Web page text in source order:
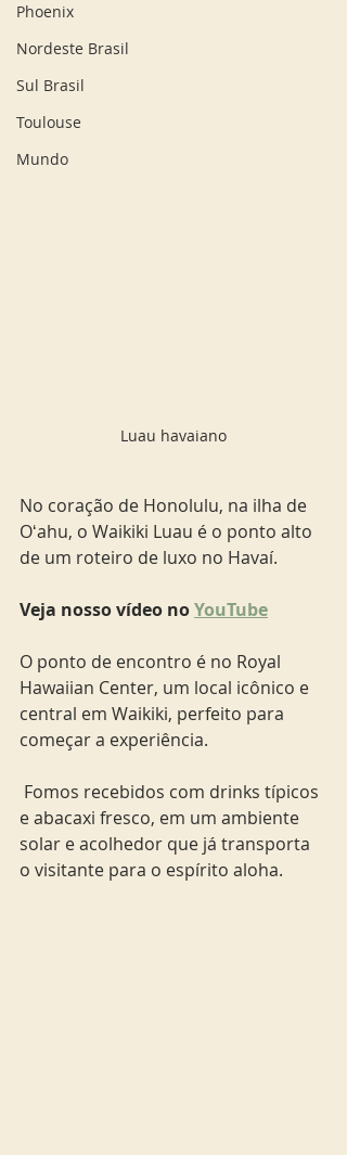
Phoenix
Nordeste Brasil
Sul Brasil
Toulouse
Mundo
Luau havaiano
No coração de Honolulu, na ilha de
Oʻahu, o Waikiki Luau é o ponto alto
de um roteiro de luxo no Havaí.
Veja nosso vídeo no YouTube
O ponto de encontro é no Royal
Hawaiian Center, um local icônico e
central em Waikiki, perfeito para
começar a experiência.
e abacaxi fresco, em um ambiente
solar e acolhedor que já transporta
o visitante para o espírito aloha.